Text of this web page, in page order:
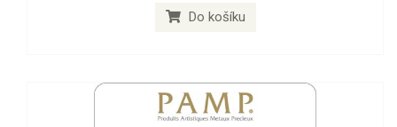
Do košíku